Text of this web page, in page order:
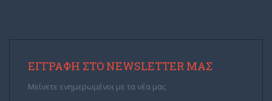
ΕΓΓΡΑΦΉ ΣΤΟ NEWSLETTER ΜΑΣ
Μείνετε ενημερωμένοι με τα νέα μας